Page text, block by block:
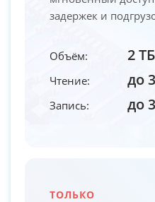
задержек и
Объём: 2 ТБ
Чтение: до
Запись: до
ТОЛЬКО